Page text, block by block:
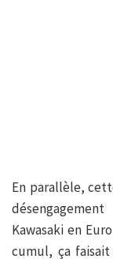
En parallèle,
Kawasaki en
cumul, ça